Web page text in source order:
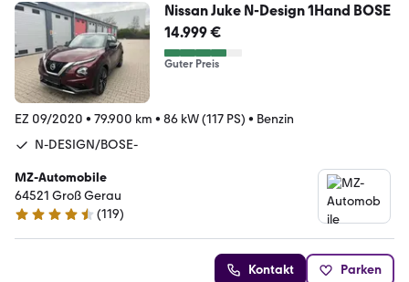
Nissan Juke N-Design 1Hand BOSE
14.999 €
Guter Preis
EZ 09/2020 • 79.900 km • 86 kW (117 PS) • Benzin
N-DESIGN/BOSE-
MZ-Automobile
64521 Groß Gerau
4.6 Sterne
(119)
Kontakt Parken